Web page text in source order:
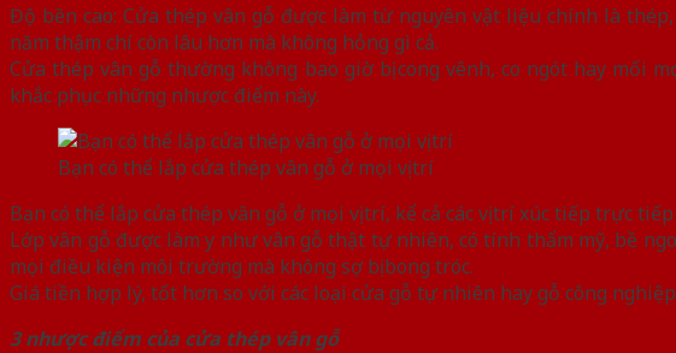
Độ bền cao: Cửa thép vân gỗ được làm từ nguyên vật liệu chính là
năm thậm chí còn lâu hơn mà không hỏng gì cả.
Cửa thép vân gỗ thường không bao giờ bị cong vênh, co ngót hay mối
khắc phục những nhược điểm này.
Bạn có thể lắp cửa thép vân gỗ ở mọi vị trí
Bạn có thể lắp cửa thép vân gỗ ở mọi vị trí, kể cả các vị trí xúc tiếp trực
Lớp vân gỗ được làm y như vân gỗ thật tự nhiên, có tính thẩm mỹ, bề
mọi điều kiện môi trường mà không sợ bị bong tróc.
Giá tiền hợp lý, tốt hơn so với các loại cửa gỗ tự nhiên hay gỗ công
3 nhược điểm của cửa thép vân gỗ